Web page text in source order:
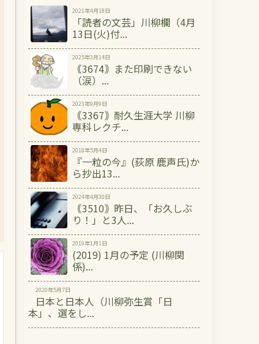
2021年4月18日
「読者の文芸」川柳欄（4月
13日(火)付...
2025年3月14日
｟3674｠また印刷できない
（涙）...
2023年9月9日
｟3367｠耐久生涯大学 川柳
専科レクチ...
2018年5月4日
『一粒の今』(荻原 鹿声氏)か
ら抄出13...
2024年4月30日
｟3510｠昨日、「お久しぶ
り！」と3人...
2019年1月1日
(2019) 1月の予定 (川柳関
係)...
2020年5月7日
日本と日本人（川柳弥生賞「日
本」、選をし...